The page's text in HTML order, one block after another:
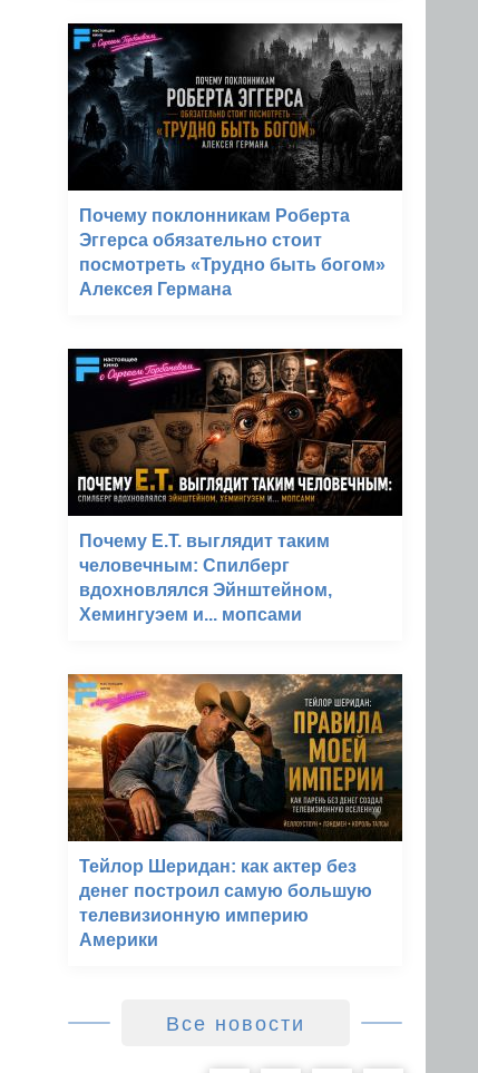
Почему поклонникам Роберта
Эггерса обязательно стоит
посмотреть «Трудно быть богом»
Алексея Германа
Почему E.T. выглядит таким
человечным: Спилберг
вдохновлялся Эйнштейном,
Хемингуэем и... мопсами
Тейлор Шеридан: как актер без
денег построил самую большую
телевизионную империю
Америки
Все новости